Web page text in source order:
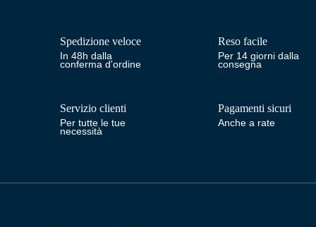
Spedizione veloce
In 48h dalla
conferma d'ordine
Reso facile
Per 14 giorni dalla
consegna
Servizio clienti
Per tutte le tue
necessità
Pagamenti sicuri
Anche a rate